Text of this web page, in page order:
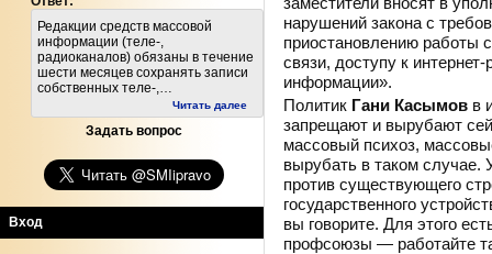
Редакции средств массовой
информации (теле-,
радиоканалов) обязаны в течение
шести месяцев сохранять записи
собственных теле-,…
Читать далее
Задать вопрос
Вход
нарушений закона с
приостановлению работы
связи, доступу к
информации».
Политик Гани Касымов в
запрещают и вырубают
массовый психоз,
вырубать в таком случае.
против существующего
государственного
вы говорите. Для этого
профсоюзы — работайте